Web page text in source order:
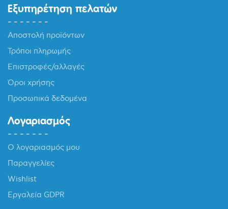
Εξυπηρέτηση πελατών
Αποστολή προϊόντων
Τρόποι πληρωμής
Επιστροφές/αλλαγές
Όροι χρήσης
Προσωπικά δεδομένα
Λογαριασμός
Ο λογαριασμός μου
Παραγγελίες
Wishlist
Εργαλεία GDPR